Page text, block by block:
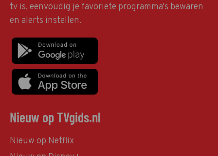
tv is, eenvoudig je favoriete programma's bewaren
en alerts instellen.
Nieuw op TVgids.nl
Nieuw op Netflix